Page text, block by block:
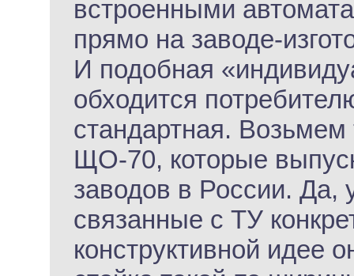
встроенными
прямо на заводе-
И подобная
обходится
стандартная.
ЩО-70, которые
заводов в России. Да,
связанные с ТУ
конструктивной идее